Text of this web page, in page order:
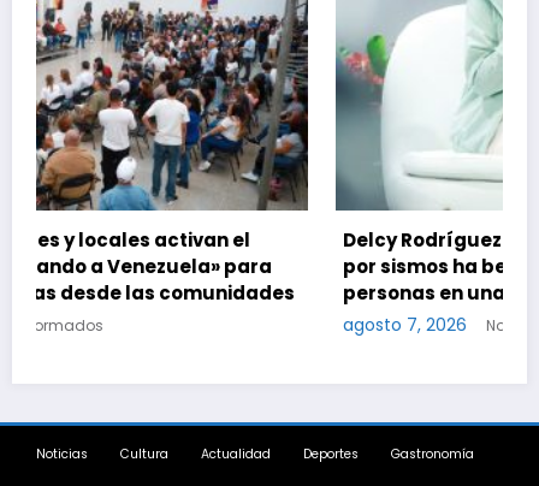
Delcy Rodríguez dice que plan habitacional
por sismos ha beneficiado a unas 2.000
personas en una semana
agosto 7, 2026
Noticias Cultura Actualidad Deportes Gastronomía